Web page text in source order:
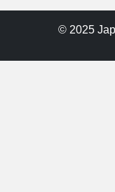
© 2025